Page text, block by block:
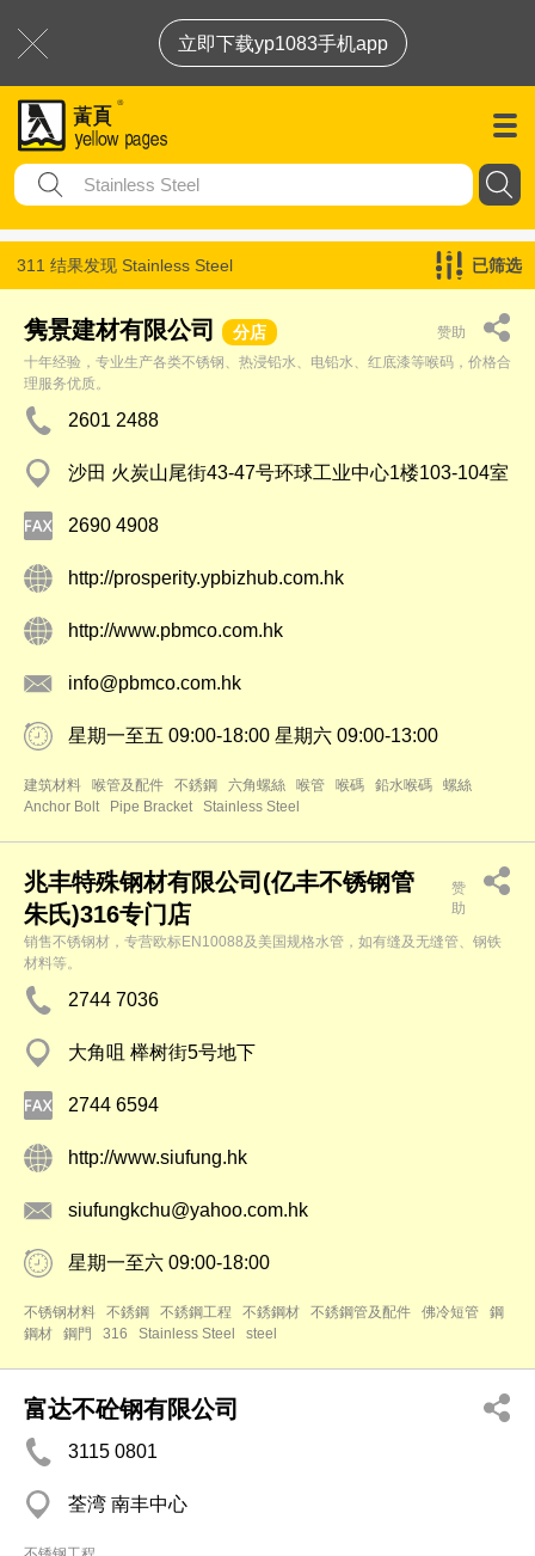
立即下载yp1083手机app
311 结果发现 Stainless Steel 已筛选
隽景建材有限公司 分店
赞助
十年经验，专业生产各类不锈钢、热浸铅水、电铅水、红底漆等喉码，价格合
理服务优质。
2601 2488
沙田 火炭山尾街43-47号环球工业中心1楼103-104室
2690 4908
http://prosperity.ypbizhub.com.hk
http://www.pbmco.com.hk
info@pbmco.com.hk
星期一至五 09:00-18:00 星期六 09:00-13:00
建筑材料 喉管及配件 不銹鋼 六角螺絲 喉管 喉碼 鉛水喉碼
螺絲
Anchor Bolt
Pipe Bracket Stainless Steel
兆丰特殊钢材有限公司(亿丰不锈钢管
朱氏)316专门店
赞
助
销售不锈钢材，专营欧标EN10088及美国规格水管，如有缝及无缝管、钢铁
材料等。
2744 7036
大角咀 榉树街5号地下
2744 6594
http://www.siufung.hk
siufungkchu@yahoo.com.hk
星期一至六 09:00-18:00
不锈钢材料 不銹鋼 不銹鋼工程 不銹鋼材 不銹鋼管及配件 佛冷短管
鋼
鋼材
鋼門 316 Stainless Steel steel
富达不砼钢有限公司
3115 0801
荃湾 南丰中心